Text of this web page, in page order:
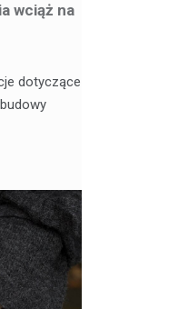
wciąż na
dotyczące